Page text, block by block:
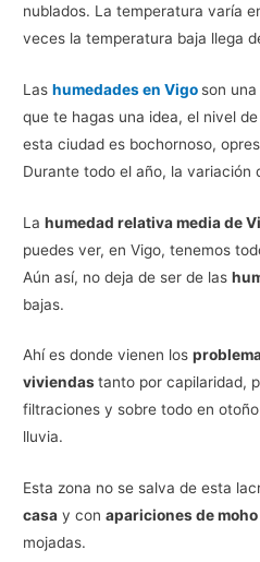
nublados. La temperatura varía
veces la temperatura baja llega
Lashumedades en Vigo son
que te hagas una idea, el nivel
esta ciudad es bochornoso,
Durante todo el año, la variación
Lahumedad relativa media de
puedes ver, en Vigo, tenemos
Aún así, no deja de ser de las
bajas.
Ahí es donde vienen los
viviendastanto por capilaridad,
filtraciones y sobre todo en
lluvia.
Esta zona no se salva de esta
casa y conapariciones de
mojadas.